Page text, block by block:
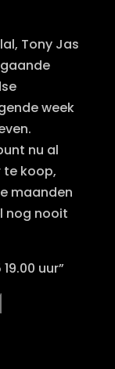
Tony Jas
week
nu al
te koop,
maanden
nog nooit
uur”